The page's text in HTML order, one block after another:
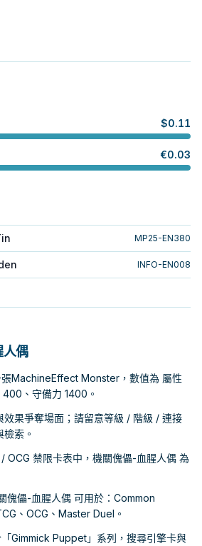
$0.11
€0.03
MP25-EN380
INFO-EN008
人偶
MachineEffect Monster，數值為 屬性
、守備力 1400。
效果爭奪場面；請留意等級 / 階級 / 連接
索。
OCG 禁限卡表中，機關傀儡-血腥人偶 為
傀儡-血腥人偶 可用於：Common
、OCG、Master Duel。
Gimmick Puppet」系列，搜尋引擎卡與